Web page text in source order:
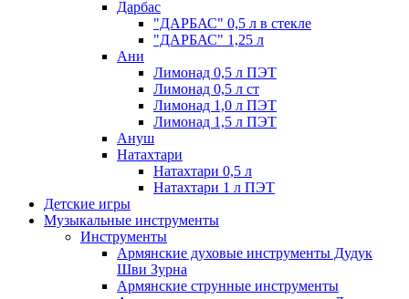
Дарбас
"ДАРБАС" 0,5 л в стекле
"ДАРБАС" 1,25 л
Ани
Лимонад 0,5 л ПЭТ
Лимонад 0,5 л ст
Лимонад 1,0 л ПЭТ
Лимонад 1,5 л ПЭТ
Ануш
Натахтари
Натахтари 0,5 л
Натахтари 1 л ПЭТ
Детские игры
Музыкальные инструменты
Инструменты
Армянские духовые инструменты Дудук
Шви Зурна
Армянские струнные инструменты